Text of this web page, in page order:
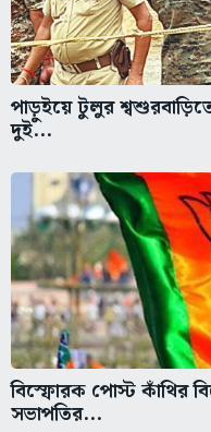
পাড়ুইয়ে টুলুর
দুই...
বিস্ফোরক পোস্ট কাঁথির
সভাপতির...